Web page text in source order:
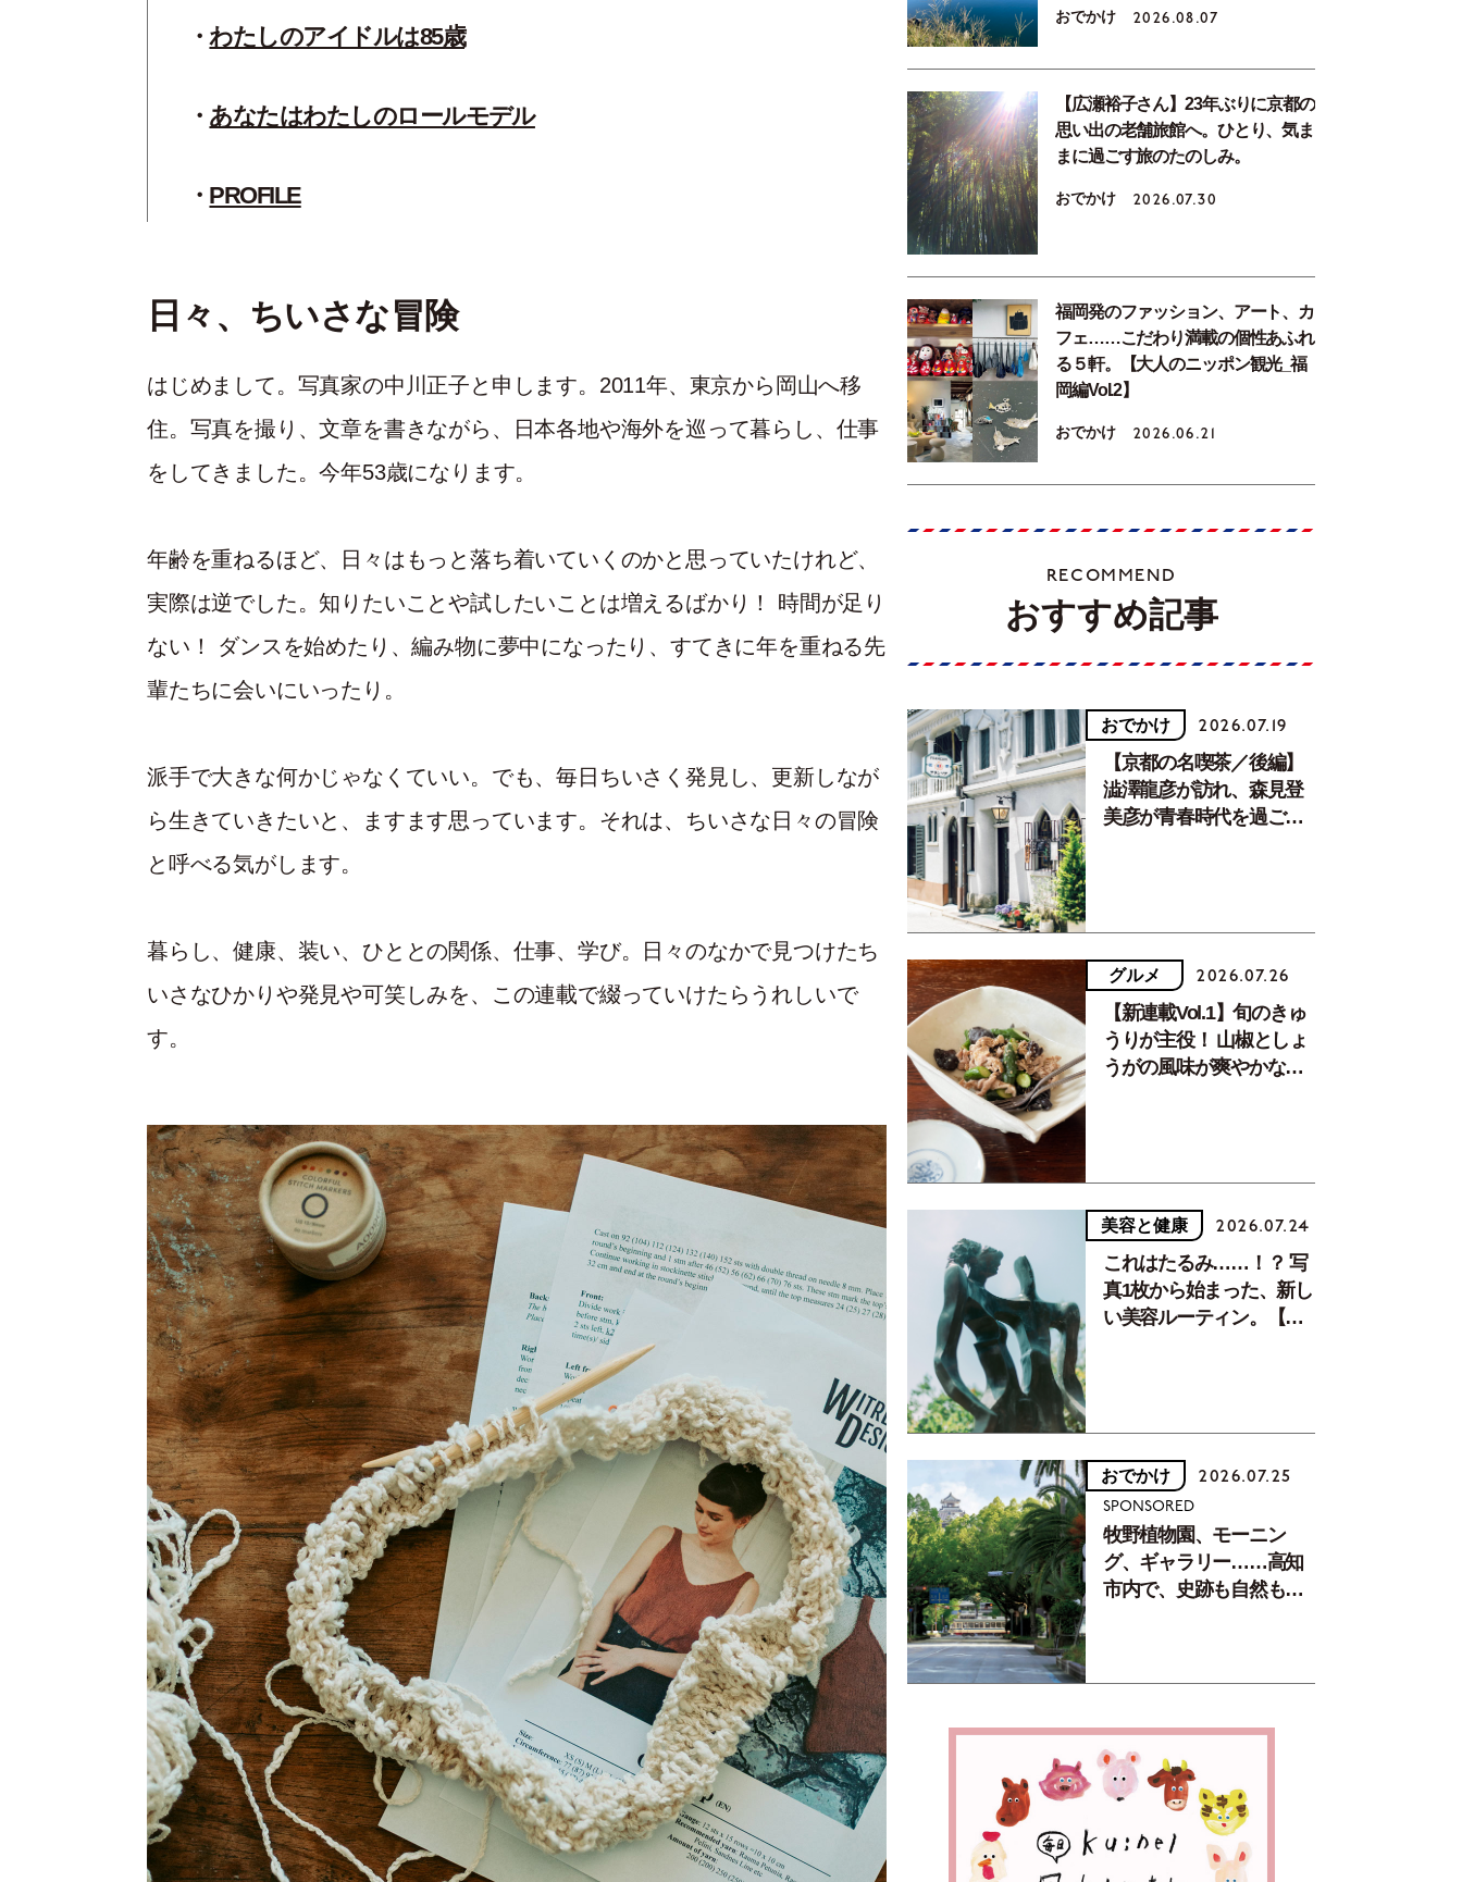
わたしのアイドルは85歳
あなたはわたしのロールモデル
PROFILE
日々、ちいさな冒険
はじめまして。写真家の中川正子と申します。2011年、東京から岡山へ移
住。写真を撮り、文章を書きながら、日本各地や海外を巡って暮らし、仕事
をしてきました。今年53歳になります。
年齢を重ねるほど、日々はもっと落ち着いていくのかと思っていたけれど、
実際は逆でした。知りたいことや試したいことは増えるばかり！ 時間が足り
ない！ ダンスを始めたり、編み物に夢中になったり、すてきに年を重ねる先
輩たちに会いにいったり。
派手で大きな何かじゃなくていい。でも、毎日ちいさく発見し、更新しなが
ら生きていきたいと、ますます思っています。それは、ちいさな日々の冒険
と呼べる気がします。
暮らし、健康、装い、ひととの関係、仕事、学び。日々のなかで見つけたち
いさなひかりや発見や可笑しみを、この連載で綴っていけたらうれしいで
す。
おでかけ 2026.08.07
【広瀬裕子さん】23年ぶりに京都の
思い出の老舗旅館へ。ひとり、気ま
まに過ごす旅のたのしみ。
おでかけ 2026.07.30
福岡発のファッション、アート、カ
フェ……こだわり満載の個性あふれ
る５軒。【大人のニッポン観光_福
岡編Vol.2】
おでかけ 2026.06.21
RECOMMEND
おすすめ記事
おでかけ 2026.07.19
【京都の名喫茶／後編】
澁澤龍彦が訪れ、森見登
美彦が青春時代を過ごし
グルメ 2026.07.26
【新連載Vol.1】旬のきゅ
うりが主役！ 山椒としょ
うがの風味が爽やかな、
美容と健康 2026.07.24
これはたるみ……！？ 写
真1枚から始まった、新し
い美容ルーティン。【中
おでかけ 2026.07.25
SPONSORED
牧野植物園、モーニン
グ、ギャラリー……高知
市内で、史跡も自然もグ